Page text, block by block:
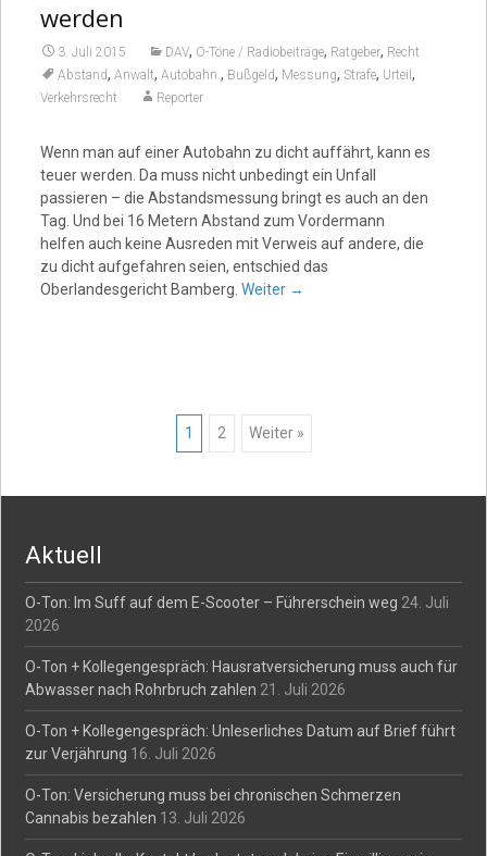
werden
3. Juli 2015 DAV, O-Töne / Radiobeiträge, Ratgeber, Recht
Abstand, Anwalt, Autobahn., Bußgeld, Messung, Strafe, Urteil ,
Verkehrsrecht Reporter
Wenn man auf einer Autobahn zu dicht auffährt, kann es
teuer werden. Da muss nicht unbedingt ein Unfall
passieren – die Abstandsmessung bringt es auch an den
Tag. Und bei 16 Metern Abstand zum Vordermann
helfen auch keine Ausreden mit Verweis auf andere, die
zu dicht aufgefahren seien, entschied das
Oberlandesgericht Bamberg. Weiter →
navigation
1 2 Weiter »
Aktuell
O-Ton: Im Suff auf dem E-Scooter – Führerschein weg 24. Juli
2026
O-Ton + Kollegengespräch: Hausratversicherung muss auch für
Abwasser nach Rohrbruch zahlen 21. Juli 2026
O-Ton + Kollegengespräch: Unleserliches Datum auf Brief führt
zur Verjährung 16. Juli 2026
O-Ton: Versicherung muss bei chronischen Schmerzen
Cannabis bezahlen 13. Juli 2026